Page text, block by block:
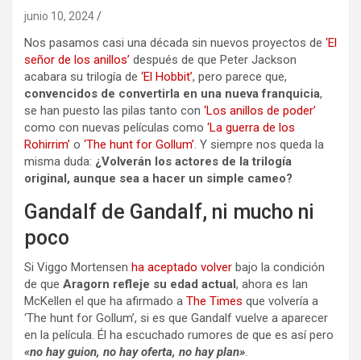
junio 10, 2024
Nos pasamos casi una década sin nuevos proyectos de ‘El
señor de los anillos’ después de que Peter Jackson
acabara su trilogía de ‘El Hobbit’, pero parece que,
convencidos de convertirla en una nueva franquicia,
se han puesto las pilas tanto con ‘Los anillos de poder’
como con nuevas películas como ‘La guerra de los
Rohirrim’ o ‘The hunt for Gollum’. Y siempre nos queda la
misma duda: ¿Volverán los actores de la trilogía
original, aunque sea a hacer un simple cameo?
Gandalf de Gandalf, ni mucho ni
poco
Si Viggo Mortensen ha aceptado volver bajo la condición
de que Aragorn refleje su edad actual, ahora es Ian
McKellen el que ha afirmado a The Times que volvería a
‘The hunt for Gollum’, si es que Gandalf vuelve a aparecer
en la película. Él ha escuchado rumores de que es así pero
«no hay guion, no hay oferta, no hay plan».